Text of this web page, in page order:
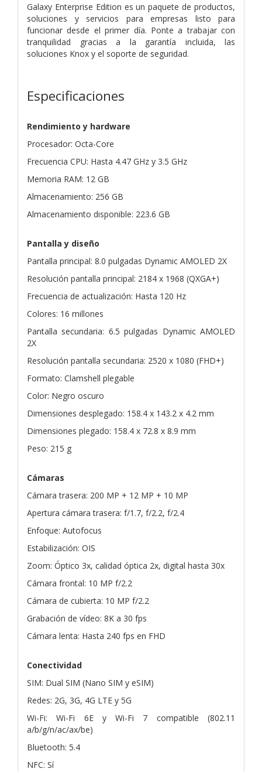
Galaxy Enterprise Edition es un paquete de productos,
soluciones y servicios para empresas listo para
funcionar desde el primer día. Ponte a trabajar con
tranquilidad gracias a la garantía incluida, las
soluciones Knox y el soporte de seguridad.
Especificaciones
Rendimiento y hardware
Procesador: Octa-Core
Frecuencia CPU: Hasta 4.47 GHz y 3.5 GHz
Memoria RAM: 12 GB
Almacenamiento: 256 GB
Almacenamiento disponible: 223.6 GB
Pantalla y diseño
Pantalla principal: 8.0 pulgadas Dynamic AMOLED 2X
Resolución pantalla principal: 2184 x 1968 (QXGA+)
Frecuencia de actualización: Hasta 120 Hz
Colores: 16 millones
Pantalla secundaria: 6.5 pulgadas Dynamic AMOLED
2X
Resolución pantalla secundaria: 2520 x 1080 (FHD+)
Formato: Clamshell plegable
Color: Negro oscuro
Dimensiones desplegado: 158.4 x 143.2 x 4.2 mm
Dimensiones plegado: 158.4 x 72.8 x 8.9 mm
Peso: 215 g
Cámaras
Cámara trasera: 200 MP + 12 MP + 10 MP
Apertura cámara trasera: f/1.7, f/2.2, f/2.4
Enfoque: Autofocus
Estabilización: OIS
Zoom: Óptico 3x, calidad óptica 2x, digital hasta 30x
Cámara frontal: 10 MP f/2.2
Cámara de cubierta: 10 MP f/2.2
Grabación de vídeo: 8K a 30 fps
Cámara lenta: Hasta 240 fps en FHD
Conectividad
SIM: Dual SIM (Nano SIM y eSIM)
Redes: 2G, 3G, 4G LTE y 5G
Wi-Fi: Wi-Fi 6E y Wi-Fi 7 compatible (802.11
a/b/g/n/ac/ax/be)
Bluetooth: 5.4
NFC: Sí